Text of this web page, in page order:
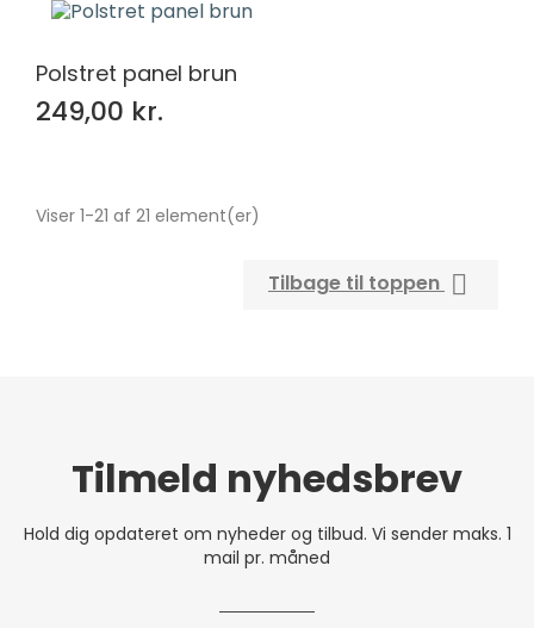
Polstret panel brun
249,00 kr.
Viser 1-21 af 21 element(er)
Tilbage til toppen 
Tilmeld nyhedsbrev
Hold dig opdateret om nyheder og tilbud. Vi sender maks. 1
mail pr. måned